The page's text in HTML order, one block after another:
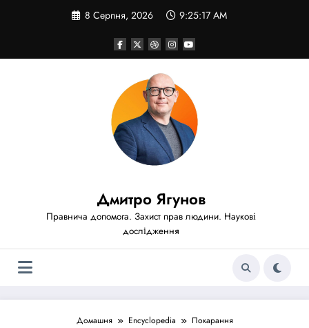
8 Серпня, 2026 9:25:19 AM
Дмитро Ягунов
Правнича допомога. Захист прав людини. Наукові
дослідження
Домашня Encyclopedia Покарання